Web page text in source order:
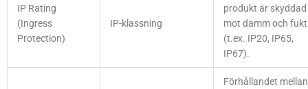
IP Rating
(Ingress
Protection)
IP-klassning
produkt är skyddad
mot damm och fukt
(t.ex. IP20, IP65,
IP67).
Förhållandet mellan